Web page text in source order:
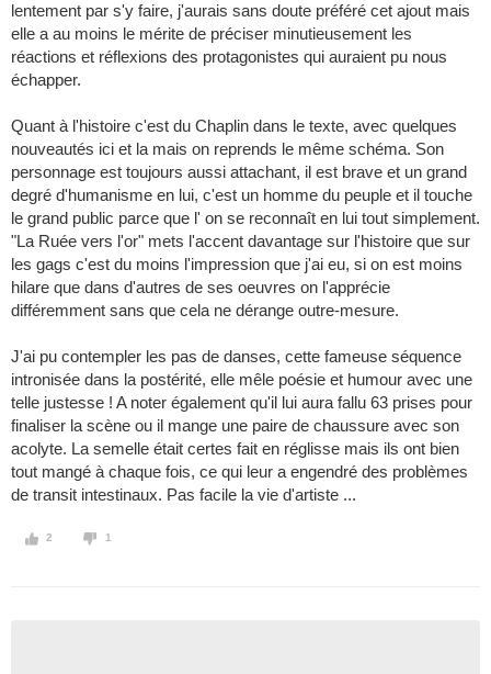
lentement par s'y faire, j'aurais sans doute préféré cet ajout mais
elle a au moins le mérite de préciser minutieusement les
réactions et réflexions des protagonistes qui auraient pu nous
échapper.
Quant à l'histoire c'est du Chaplin dans le texte, avec quelques
nouveautés ici et la mais on reprends le même schéma. Son
personnage est toujours aussi attachant, il est brave et un grand
degré d'humanisme en lui, c'est un homme du peuple et il touche
le grand public parce que l' on se reconnaît en lui tout simplement.
"La Ruée vers l'or" mets l'accent davantage sur l'histoire que sur
les gags c'est du moins l'impression que j'ai eu, si on est moins
hilare que dans d'autres de ses oeuvres on l'apprécie
différemment sans que cela ne dérange outre-mesure.
J'ai pu contempler les pas de danses, cette fameuse séquence
intronisée dans la postérité, elle mêle poésie et humour avec une
telle justesse ! A noter également qu'il lui aura fallu 63 prises pour
finaliser la scène ou il mange une paire de chaussure avec son
acolyte. La semelle était certes fait en réglisse mais ils ont bien
tout mangé à chaque fois, ce qui leur a engendré des problèmes
de transit intestinaux. Pas facile la vie d'artiste ...
2 1